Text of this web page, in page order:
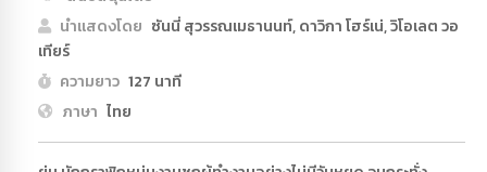
นำแสดงโดย ซันนี่ สุวรรณเมธานนท์, ดาวิกา โฮร์เน่, วิโอเลต วอ
เทียร์
ความยาว 127 นาที
ภาษา ไทย